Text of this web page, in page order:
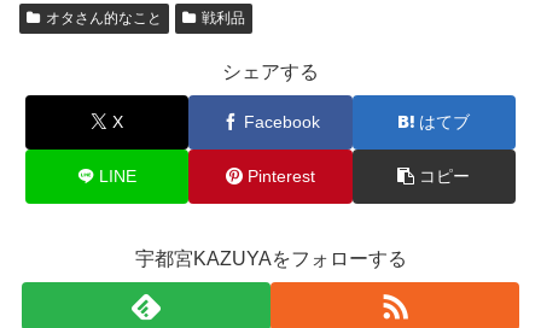
オタさん的なこと 戦利品
シェアする
X Facebook はてブ
LINE Pinterest コピー
宇都宮KAZUYAをフォローする